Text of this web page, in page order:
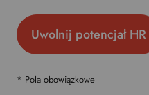
* Pola obowiązkowe